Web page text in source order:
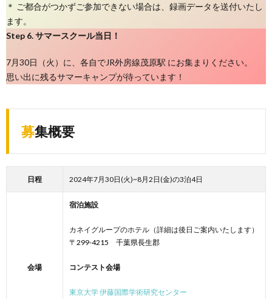
＊ ご都合がつかずご参加できない場合は、録画データを送付いたし
ます。
Step 6. サマースクール当日！
7月30日（火）に、各自でJR外房線茂原駅 にお集まりください。
思い出に残るサマーキャンプが待っています！
募集概要
日程 2024年7月30日(火)~8月2日(金)の3泊4日
会場
宿泊施設
カネイグループのホテル（詳細は後日ご案内いたします）
〒299-4215 千葉県長生郡
コンテスト会場
東京大学 伊藤国際学術研究センター